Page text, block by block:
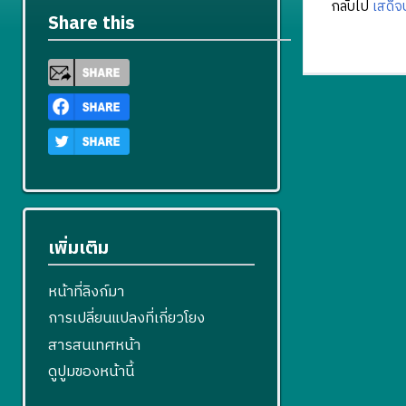
กลับไป เสด็
Share this
เพิ่มเติม
หน้าที่ลิงก์มา
การเปลี่ยนแปลงที่เกี่ยวโยง
สารสนเทศหน้า
ดูปูมของหน้านี้